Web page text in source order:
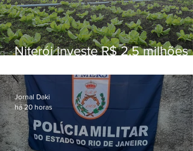
Niterói investe R$ 2,5 milhões
familiar para merenda escolar
Jornal Daki
há 20 horas